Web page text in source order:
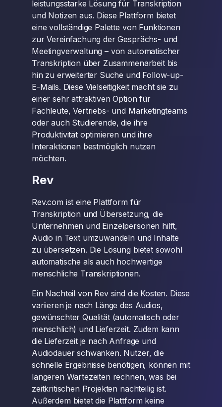
leistungsstarke Lösung für Transkription
und Notizen aus. Diese Plattform bietet
eine vollständige Palette von Funktionen
zur Vereinfachung der Gesprächs- und
Meetingverwaltung – von automatischer
Transkription über Zusammenarbeit bis
hin zu erweiterter Suche und Follow-up-
E-Mails. Diese Vielseitigkeit macht sie zu
einer sehr attraktiven Option für
Fachleute, Vertriebs- und Marketingteams
oder auch Studierende, die ihre
Produktivität optimieren und ihre
Interaktionen bestmöglich nutzen
möchten.
Rev
Rev.com ist eine Plattform für
Transkription und Übersetzung, die
Unternehmen und Einzelpersonen hilft,
Audio in Text umzuwandeln und Inhalte
zu übersetzen. Die Lösung bietet sowohl
automatische als auch hochwertige
menschliche Transkriptionen.
Ein Nachteil von Rev sind die Kosten. Diese
variieren je nach Länge des Audios,
gewünschter Qualität (automatisch oder
menschlich) und Lieferzeit. Zudem kann
die Lieferzeit je nach Anfrage und
Audiodauer schwanken. Nutzer, die
schnelle Ergebnisse benötigen, können mit
längeren Wartezeiten rechnen, was bei
zeitkritischen Projekten nachteilig ist.
Außerdem bietet die Plattform keine